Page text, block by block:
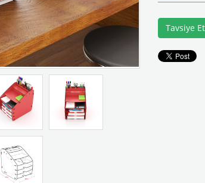
Tavsiye Et